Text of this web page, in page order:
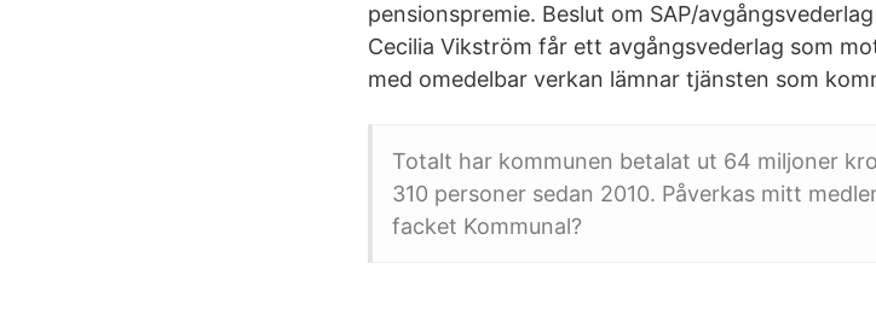
pensionspremie. Beslut om SAP/
Cecilia Vikström får ett avgångsvederlag som
med omedelbar verkan lämnar tjänsten som
Totalt har kommunen betalat ut 64 miljoner
310 personer sedan 2010. Påverkas mitt
facket Kommunal?